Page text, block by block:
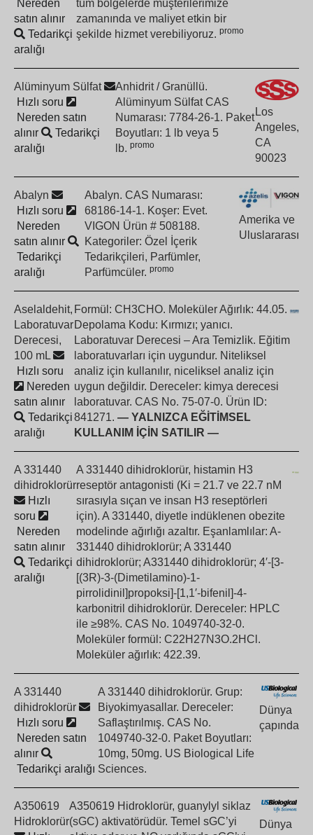
Nereden
satın alınır
Tedarikçi
aralığı
tüm bölgelerde müşterilerimize
zamanında ve maliyet etkin bir
şekilde hizmet verebiliyoruz. promo
Alüminyum Sülfat
Hızlı soru
Nereden satın
alınır
Tedarikçi
aralığı
Anhidrit / Granüllü.
Alüminyum Sülfat CAS
Numarası: 7784-26-1. Paket
Boyutları: 1 lb veya 5
lb. promo
Los
Angeles,
CA
90023
Abalyn
Hızlı soru
Nereden
satın alınır
Tedarikçi
aralığı
Abalyn. CAS Numarası:
68186-14-1. Koşer: Evet.
VIGON Ürün # 508188.
Kategoriler: Özel İçerik
Tedarikçileri, Parfümler,
Parfümcüler. promo
Amerika ve
Uluslararası
Aselaldehit,
Laboratuvar
Derecesi,
100 mL
Hızlı soru
Nereden
satın alınır
Tedarikçi
aralığı
Formül: CH3CHO. Moleküler Ağırlık: 44.05.
Depolama Kodu: Kırmızı; yanıcı.
Laboratuvar Derecesi – Ara Temizlik. Eğitim
laboratuvarları için uygundur. Niteliksel
analiz için kullanılır, niceliksel analiz için
uygun değildir. Dereceler: kimya derecesi
laboratuvar. CAS No. 75-07-0. Ürün ID:
841271. — YALNIZCA EĞİTİMSEL
KULLANIM İÇİN SATILIR —
A 331440
dihidroklorür
Hızlı
soru
Nereden
satın alınır
Tedarikçi
aralığı
A 331440 dihidroklorür, histamin H3
reseptör antagonisti (Ki = 21.7 ve 22.7 nM
sırasıyla sıçan ve insan H3 reseptörleri
için). A 331440, diyetle indüklenen obezite
modelinde ağırlığı azaltır. Eşanlamlılar: A-
331440 dihidroklorür; A 331440
dihidroklorür; A331440 dihidroklorür; 4′-[3-
[(3R)-3-(Dimetilamino)-1-
pirrolidinil]propoksi]-[1,1′-bifenil]-4-
karbonitril dihidroklorür. Dereceler: HPLC
ile ≥98%. CAS No. 1049740-32-0.
Moleküler formül: C22H27N3O.2HCl.
Moleküler ağırlık: 422.39.
A 331440
dihidroklorür
Hızlı soru
Nereden satın
alınır
Tedarikçi aralığı
A 331440 dihidroklorür. Grup:
Biyokimyasallar. Dereceler:
Saflaştırılmış. CAS No.
1049740-32-0. Paket Boyutları:
10mg, 50mg. US Biological Life
Sciences.
Dünya
çapında
A350619
Hidroklorür
A350619 Hidroklorür, guanylyl siklaz
(sGC) aktivatörüdür. Temel sGC’yi
Dünya